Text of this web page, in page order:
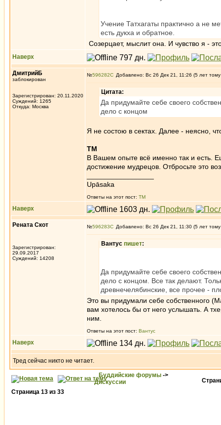
Учение Татхагаты практично а не
есть дукха и обратное.
Созерцает, мыслит она. И чувство я -
Наверх
ДмитрийБ
заблокирован
Зарегистрирован: 20.11.2020
Суждений: 1265
Откуда: Москва
№596282 Добавлено: Вс 26 Дек 21, 11:26 (5 лет
Цитата:
Да придумайте себе своего
дело с концом
Я не состою в сектах. Далее - неясно,
ТМ
В Вашем опыте всё именно так и есть.
достижение мудрецов. Отбросьте это
Upāsaka
Ответы на этот пост: ТМ
Наверх
Рената Скот
Зарегистрирован:
29.09.2017
Суждений: 14208
№596283 Добавлено: Вс 26 Дек 21, 11:30 (5 лет
Вантус пишет:
Да придумайте себе своего
дело с концом. Все так делают.
древнечелябинские, все прочее -
Это вы придумали себе собственного
вам хотелось бы от него услышать. А
ним.
Ответы на этот пост: Вантус
Наверх
Тред сейчас никто не читает.
Буддийские форумы ->
Дискуссии
Страница 13 из 33